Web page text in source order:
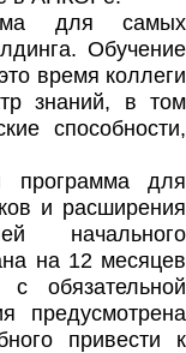
для самых
Обучение
время коллеги
знаний, в том
способности,
программа для
и расширения
начального
на 12 месяцев
обязательной
предусмотрена
привести к